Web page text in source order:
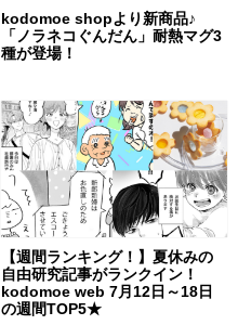
kodomoe shopより新商品♪
「ノラネコぐんだん」耐熱マグ3
種が登場！
【週間ランキング！】夏休みの
自由研究記事がランクイン！
kodomoe web 7月12日～18日
の週間TOP5★